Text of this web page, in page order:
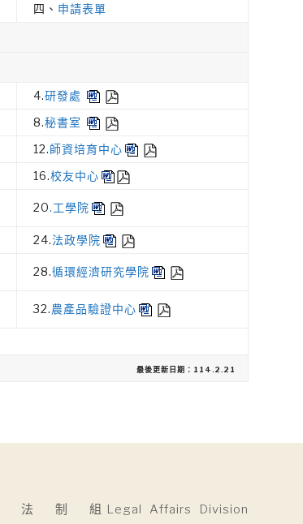
四、 申請表單
4.研發處
8.秘書室
12.師資培育中心
16.校友中心
20.工學院
24.法政學院
28.循環經濟研究學院
32.農產品驗證中心
最後更新日期：114.2.21
法 制 組Legal Affairs Division